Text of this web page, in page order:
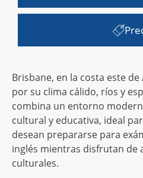
Brisbane, en la costa este
por su clima cálido, ríos y
combina un entorno
cultural y educativa, ideal
desean prepararse para
inglés mientras disfrutan de
culturales.